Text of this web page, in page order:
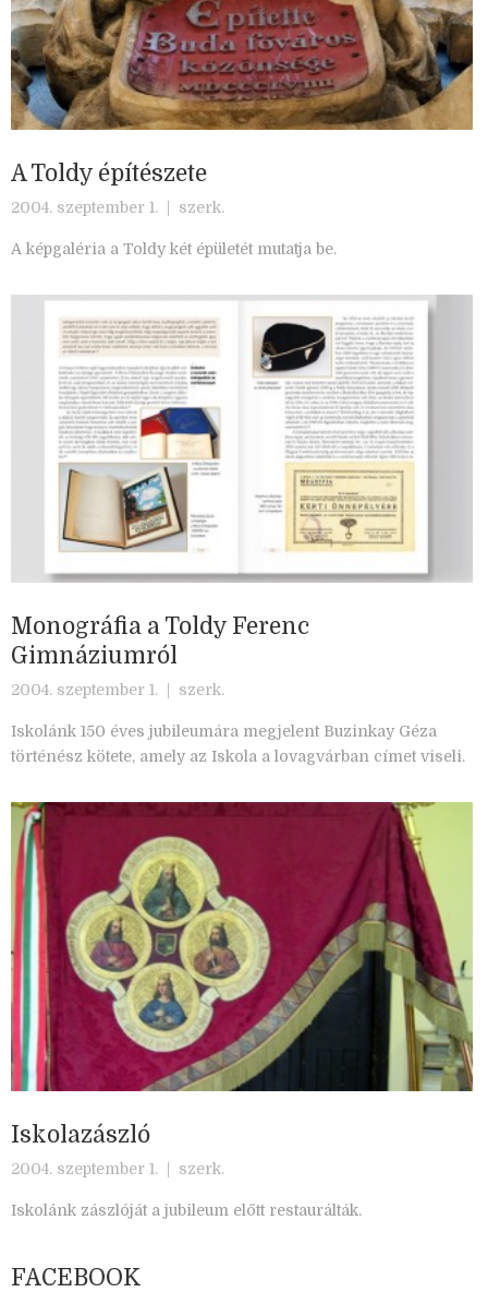
A Toldy építészete
2004. szeptember 1. | szerk.
A képgaléria a Toldy két épületét mutatja be.
Monográfia a Toldy Ferenc
Gimnáziumról
2004. szeptember 1. | szerk.
Iskolánk 150 éves jubileumára megjelent Buzinkay Géza
történész kötete, amely az Iskola a lovagvárban címet viseli.
Iskolazászló
2004. szeptember 1. | szerk.
Iskolánk zászlóját a jubileum előtt restaurálták.
FACEBOOK